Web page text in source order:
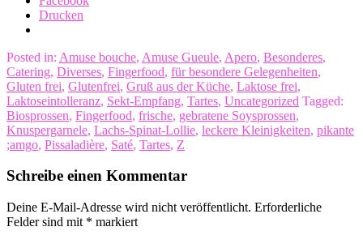
Drucken
Posted in: Amuse bouche, Amuse Gueule, Apero, Besonderes,
Catering, Diverses, Fingerfood, für besondere Gelegenheiten,
Gluten frei, Glutenfrei, Gruß aus der Küche, Laktose frei,
Laktoseintolleranz, Sekt-Empfang, Tartes, Uncategorized Tagged:
Biosprossen, Fingerfood, frische, gebratene Soysprossen,
Knuspergarnele, Lachs-Spinat-Lollie, leckere Kleinigkeiten, pikante
;amgo, Pissaladière, Saté, Tartes, Z
Schreibe einen Kommentar
Deine E-Mail-Adresse wird nicht veröffentlicht. Erforderliche
Felder sind mit * markiert